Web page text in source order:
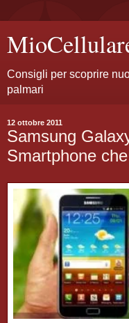
Consigli per scoprire
palmari
12 ottobre 2011
Samsung
Smartphone